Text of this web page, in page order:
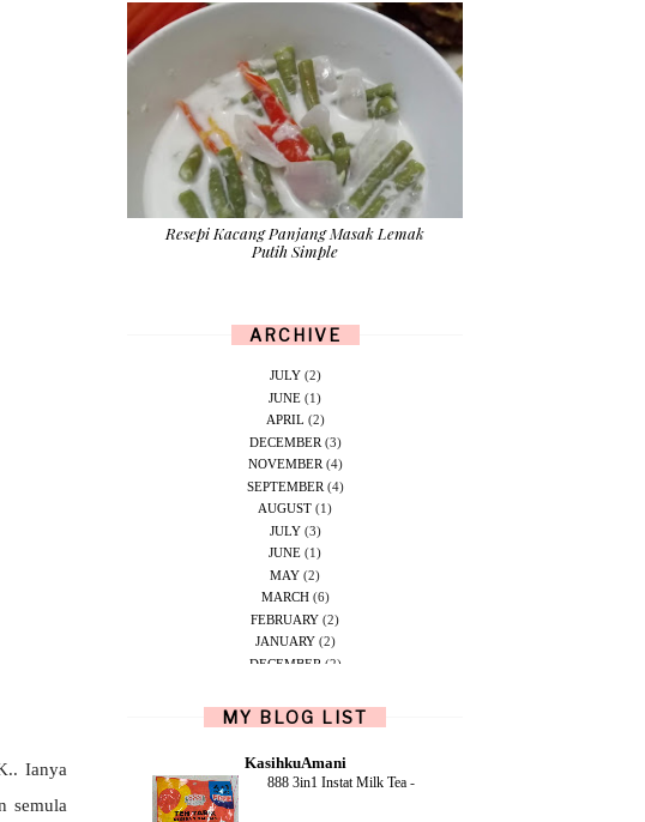
Ianya
semula
Resepi Kacang Panjang Masak Lemak
Putih Simple
ARCHIVE
JULY(2)
JUNE (1)
APRIL (2)
DECEMBER (3)
NOVEMBER (4)
SEPTEMBER (4)
AUGUST (1)
JULY(3)
JUNE (1)
MAY (2)
MARCH(6)
FEBRUARY (2)
JANUARY(2)
DECEMBER (2)
OCTOBER(1)
SEPTEMBER(2)
MAY(4)
MY BLOG LIST
KasihkuAmani
888 3in1 Instat Milk Tea -